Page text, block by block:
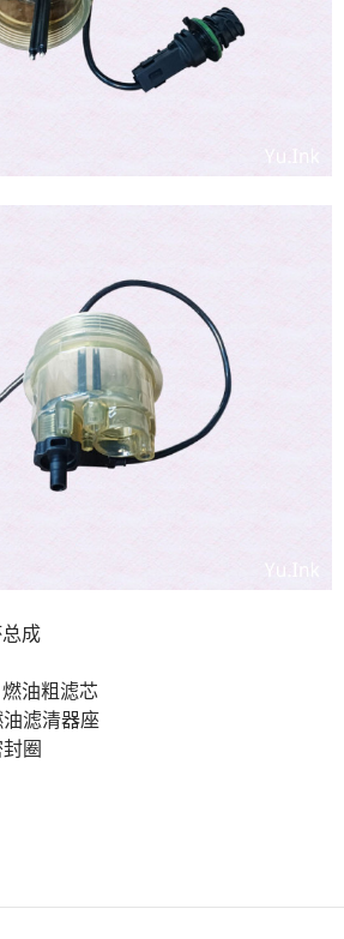
成
油粗滤芯
滤清器座
圈